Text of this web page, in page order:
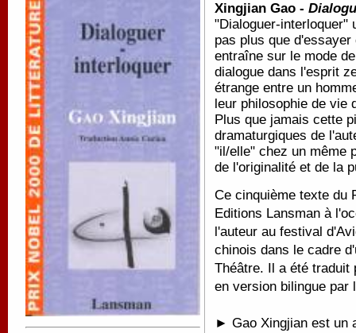
Xingjian Gao -
"Dialoguer-interloquer"
pas plus que
entraîne sur le mode
dialogue dans l'esprit
étrange entre un
leur philosophie de vie
Plus que jamais cette
dramaturgiques de
"il/elle" chez un même
de l'originalité et de la
Ce cinquième texte du
Editions Lansman à
l'auteur au festival
chinois dans le cadre
Théâtre. Il a été traduit
en version bilingue par
► Gao Xingjian est un